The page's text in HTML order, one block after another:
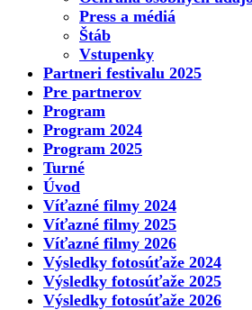
Press a médiá
Štáb
Vstupenky
Partneri festivalu 2025
Pre partnerov
Program
Program 2024
Program 2025
Turné
Úvod
Víťazné filmy 2024
Víťazné filmy 2025
Víťazné filmy 2026
Výsledky fotosúťaže 2024
Výsledky fotosúťaže 2025
Výsledky fotosúťaže 2026